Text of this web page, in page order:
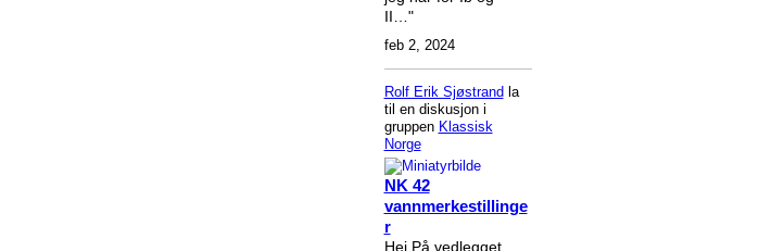
II…"
feb 2, 2024
Rolf Erik Sjøstrand la
til en diskusjon i
gruppen Klassisk
Norge
NK 42
vannmerkestillinge
r
Hei,På vedlegget